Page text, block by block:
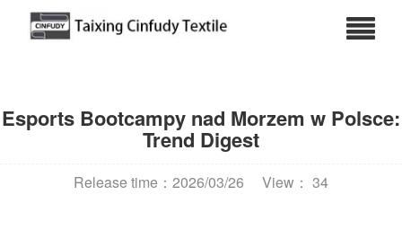
Esports Bootcampy nad Morzem w Polsce:
Trend Digest
Release time：2026/03/26 View： 34